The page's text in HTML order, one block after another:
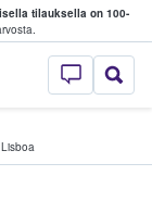
tilauksella on 100-
-
Lisboa